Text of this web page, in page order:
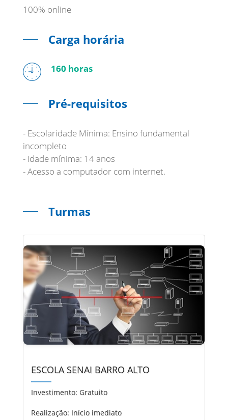
100% online
Carga horária
160 horas
Pré-requisitos
- Escolaridade Mínima: Ensino fundamental
incompleto
- Idade mínima: 14 anos
- Acesso a computador com internet.
Turmas
ESCOLA SENAI BARRO ALTO
Investimento: Gratuito
Realização: Início imediato